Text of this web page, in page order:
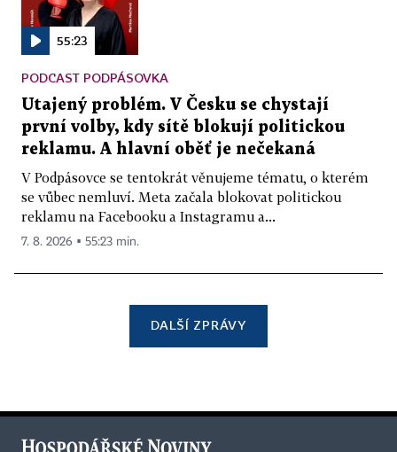
55:23
PODCAST PODPÁSOVKA
Utajený problém. V Česku se chystají
první volby, kdy sítě blokují politickou
reklamu. A hlavní oběť je nečekaná
V Podpásovce se tentokrát věnujeme tématu, o kterém
se vůbec nemluví. Meta začala blokovat politickou
reklamu na Facebooku a Instagramu a...
7. 8. 2026 ▪ 55:23 min.
DALŠÍ ZPRÁVY